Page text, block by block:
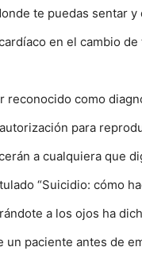
te puedas sentar y
en el cambio de
reconocido como
para
a cualquiera que
“Suicidio: cómo
a los ojos ha
un paciente antes de